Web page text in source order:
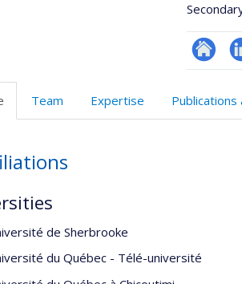
Site
Team Expertise
de Sherbrooke
du Québec - Télé-université